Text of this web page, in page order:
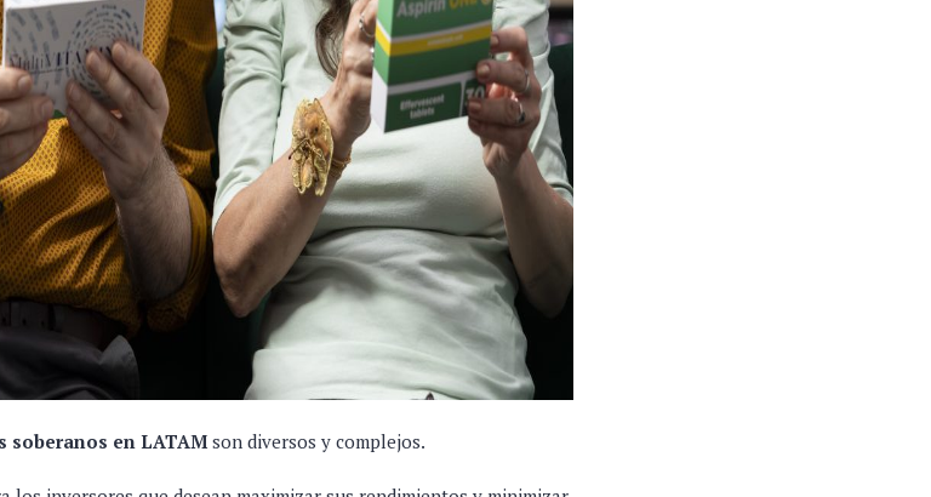
soberanos en LATAMson diversos y complejos.